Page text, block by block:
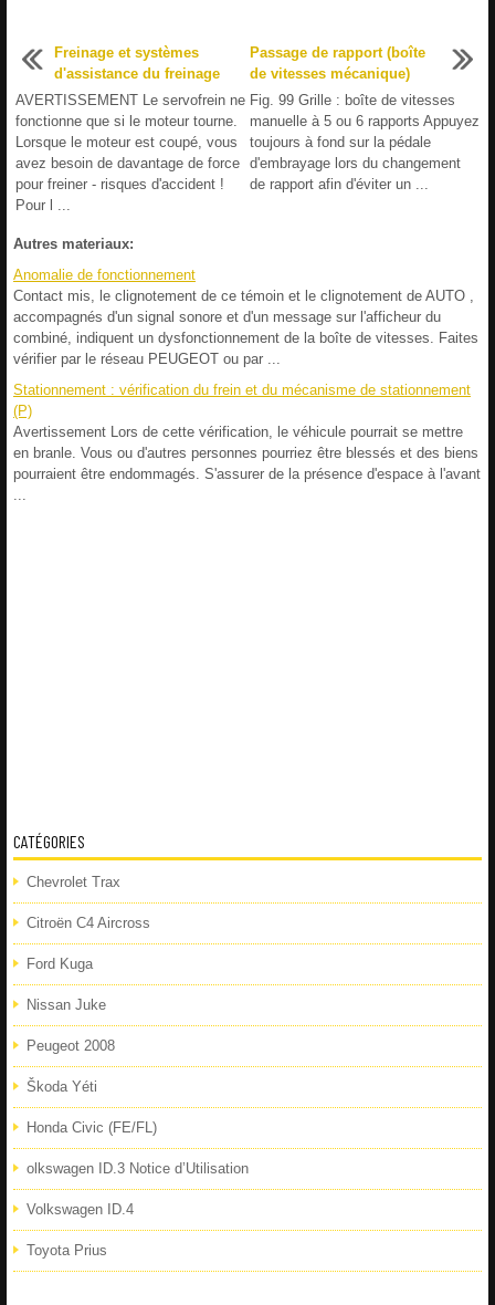
Freinage et systèmes
d'assistance du freinage
AVERTISSEMENT Le servofrein ne
fonctionne que si le moteur tourne.
Lorsque le moteur est coupé, vous
avez besoin de davantage de force
pour freiner - risques d'accident !
Pour l ...
Passage de rapport (boîte
de vitesses mécanique)
Fig. 99 Grille : boîte de vitesses
manuelle à 5 ou 6 rapports Appuyez
toujours à fond sur la pédale
d'embrayage lors du changement
de rapport afin d'éviter un ...
Autres materiaux:
Anomalie de fonctionnement
Contact mis, le clignotement de ce témoin et le clignotement de AUTO ,
accompagnés d'un signal sonore et d'un message sur l'afficheur du
combiné, indiquent un dysfonctionnement de la boîte de vitesses. Faites
vérifier par le réseau PEUGEOT ou par ...
Stationnement : vérification du frein et du mécanisme de stationnement
(P)
Avertissement Lors de cette vérification, le véhicule pourrait se mettre
en branle. Vous ou d'autres personnes pourriez être blessés et des biens
pourraient être endommagés. S'assurer de la présence d'espace à l'avant
CATÉGORIES
Chevrolet Trax
Citroën C4 Aircross
Ford Kuga
Nissan Juke
Peugeot 2008
Škoda Yéti
Honda Civic (FE/FL)
olkswagen ID.3 Notice d’Utilisation
Volkswagen ID.4
Toyota Prius